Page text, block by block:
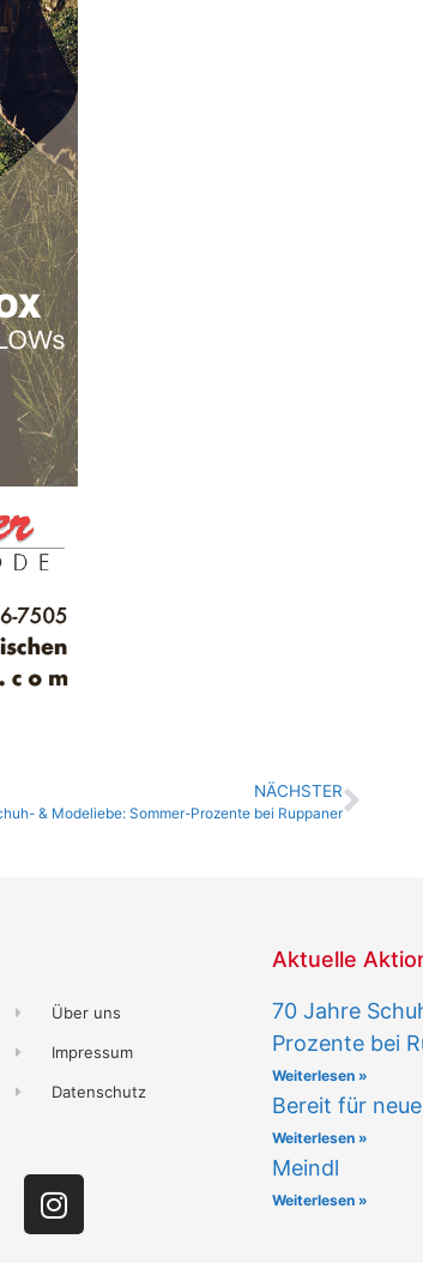
NÄCHSTER
& Modeliebe: Sommer-Prozente bei Ruppaner
Über uns
Impressum
Datenschutz
Aktuelle
70 Jahre
Prozente bei
Weiterlesen »
Bereit für
Weiterlesen »
Meindl
Weiterlesen »